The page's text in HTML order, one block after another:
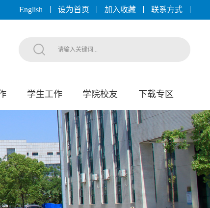
English 设为首页 加入收藏 联系方式
学生工作 学院校友 下载专区